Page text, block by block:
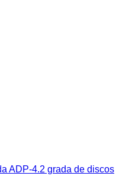
ADP-4.2 grada de discos